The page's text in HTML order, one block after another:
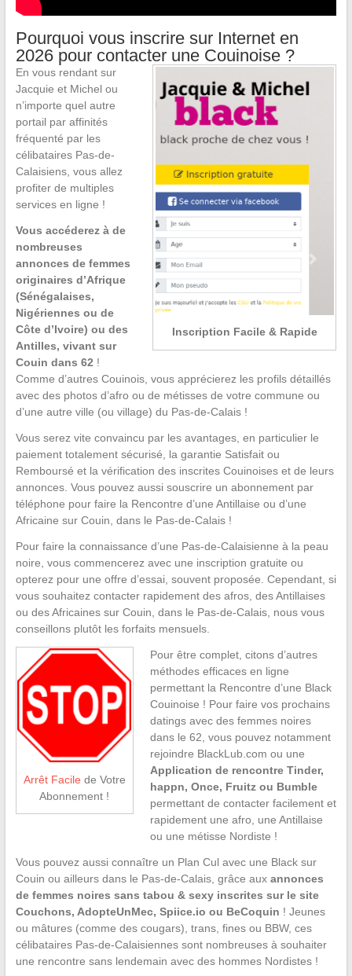
Pourquoi vous inscrire sur Internet en
2026 pour contacter une Couinoise ?
Inscription Facile & Rapide
En vous rendant sur
Jacquie et Michel ou
n’importe quel autre
portail par affinités
fréquenté par les
célibataires Pas-de-
Calaisiens, vous allez
profiter de multiples
services en ligne !
Vous accéderez à de
nombreuses
annonces de femmes
originaires d’Afrique
(Sénégalaises,
Nigériennes ou de
Côte d’Ivoire) ou des
Antilles, vivant sur
Couin dans 62 !
Comme d’autres Couinois, vous apprécierez les profils détaillés
avec des photos d’afro ou de métisses de votre commune ou
d’une autre ville (ou village) du Pas-de-Calais !
Vous serez vite convaincu par les avantages, en particulier le
paiement totalement sécurisé, la garantie Satisfait ou
Remboursé et la vérification des inscrites Couinoises et de leurs
annonces. Vous pouvez aussi souscrire un abonnement par
téléphone pour faire la Rencontre d’une Antillaise ou d’une
Africaine sur Couin, dans le Pas-de-Calais !
Pour faire la connaissance d’une Pas-de-Calaisienne à la peau
noire, vous commencerez avec une inscription gratuite ou
opterez pour une offre d’essai, souvent proposée. Cependant, si
vous souhaitez contacter rapidement des afros, des Antillaises
ou des Africaines sur Couin, dans le Pas-de-Calais, nous vous
conseillons plutôt les forfaits mensuels.
Arrêt Facile de Votre
Abonnement !
Pour être complet, citons d’autres
méthodes efficaces en ligne
permettant la Rencontre d’une Black
Couinoise ! Pour faire vos prochains
datings avec des femmes noires
dans le 62, vous pouvez notamment
rejoindre BlackLub.com ou une
Application de rencontre Tinder,
happn, Once, Fruitz ou Bumble
permettant de contacter facilement et
rapidement une afro, une Antillaise
ou une métisse Nordiste !
Vous pouvez aussi connaître un Plan Cul avec une Black sur
Couin ou ailleurs dans le Pas-de-Calais, grâce aux annonces
de femmes noires sans tabou & sexy inscrites sur le site
Couchons, AdopteUnMec, Spiice.io ou BeCoquin ! Jeunes
ou mâtures (comme des cougars), trans, fines ou BBW, ces
célibataires Pas-de-Calaisiennes sont nombreuses à souhaiter
une rencontre sans lendemain avec des hommes Nordistes !